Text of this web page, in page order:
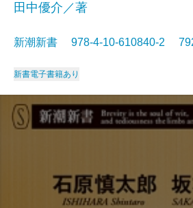
田中優介／著
新潮新書 978-4-10-610840-2
新書電子書籍あり